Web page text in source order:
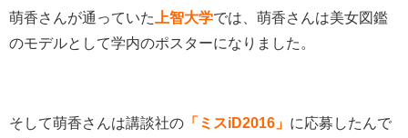
萌香さんが通っていた 上智大学では、萌香さんは美女図鑑
のモデルとして学内のポスターになりました。
そして萌香さんは講談社の 「ミスiD2016」 に応募したんで